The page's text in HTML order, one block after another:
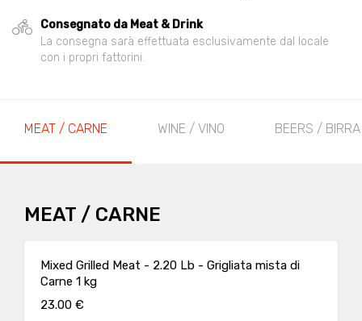
Consegnato da Meat & Drink
La consegna sarà effettuata esclusivamente dal locale
con i propri fattorini.
MEAT / CARNE WINE / VINO BEERS / BIRRA
MEAT / CARNE
Mixed Grilled Meat - 2.20 Lb - Grigliata mista di
Carne 1 kg
23.00 €